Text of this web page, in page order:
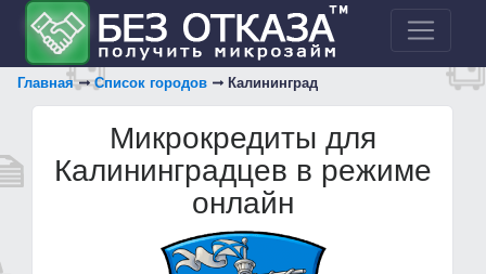
Главная Список городов Калининград
Микрокредиты для
Калининградцев в режиме
онлайн